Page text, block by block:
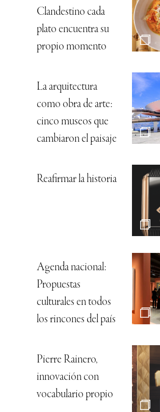
Clandestino cada
plato encuentra su
propio momento
La arquitectura
como obra de arte:
cinco museos que
cambiaron el paisaje
Reafirmar la historia
Agenda nacional:
Propuestas
culturales en todos
los rincones del país
Pierre Rainero,
innovación con
vocabulario propio